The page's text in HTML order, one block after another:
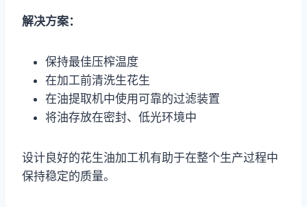
解决方案：
保持最佳压榨温度
在加工前清洗生花生
在油提取机中使用可靠的过滤装置
将油存放在密封、低光环境中
设计良好的花生油加工机有助于在整个生产过程中
保持稳定的质量。